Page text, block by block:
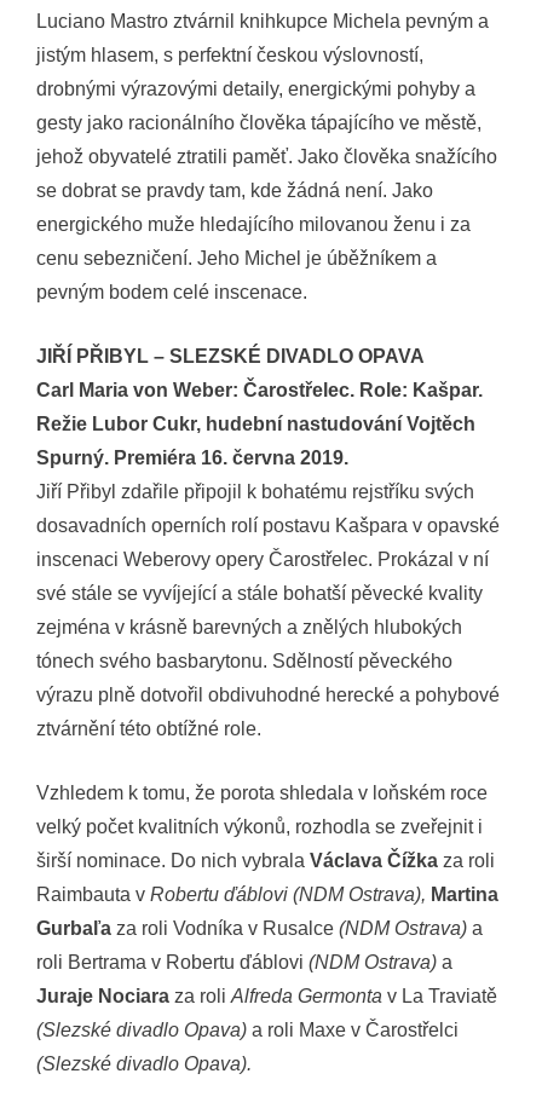
Luciano Mastro ztvárnil knihkupce Michela pevným a
jistým hlasem, s perfektní českou výslovností,
drobnými výrazovými detaily, energickými pohyby a
gesty jako racionálního člověka tápajícího ve městě,
jehož obyvatelé ztratili paměť. Jako člověka snažícího
se dobrat se pravdy tam, kde žádná není. Jako
energického muže hledajícího milovanou ženu i za
cenu sebezničení. Jeho Michel je úběžníkem a
pevným bodem celé inscenace.
JIŘÍ PŘIBYL – SLEZSKÉ DIVADLO OPAVA
Carl Maria von Weber: Čarostřelec. Role: Kašpar.
Režie Lubor Cukr, hudební nastudování Vojtěch
Spurný. Premiéra 16. června 2019.
Jiří Přibyl zdařile připojil k bohatému rejstříku svých
dosavadních operních rolí postavu Kašpara v opavské
inscenaci Weberovy opery Čarostřelec. Prokázal v ní
své stále se vyvíjející a stále bohatší pěvecké kvality
zejména v krásně barevných a znělých hlubokých
tónech svého basbarytonu. Sdělností pěveckého
výrazu plně dotvořil obdivuhodné herecké a pohybové
ztvárnění této obtížné role.
Vzhledem k tomu, že porota shledala v loňském roce
velký počet kvalitních výkonů, rozhodla se zveřejnit i
širší nominace. Do nich vybrala Václava Čížka za roli
Raimbauta v Robertu ďáblovi (NDM Ostrava), Martina
Gurbaľa za roli Vodníka v Rusalce (NDM Ostrava) a
roli Bertrama v Robertu ďáblovi (NDM Ostrava) a
Juraje Nociara za roli Alfreda Germonta v La Traviatě
(Slezské divadlo Opava) a roli Maxe v Čarostřelci
(Slezské divadlo Opava).